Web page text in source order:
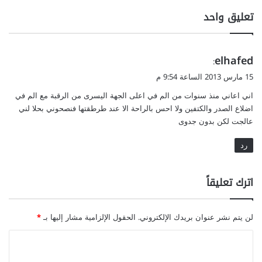
ل
ي
ا
ا
ل
غ
د
ة
ا
ر
ي
ا
ل
ه
س
ب
ع
م
ل
ي
ت
ا
ت
ج
ي
ل
تعليق واحد
ي
ق
ل
elhafed
:
15 مارس 2013 الساعة 9:54 م
اني اعاني منذ سنوات من الم في اعلى الجهة اليسرى من الرقبة مع الم في
اضلاع الصدر والكتفين ولا احس بالراحة الا عند طرطقتها فنصحوني بحلا لني
عالجت لكن بدون جدوى
رد
اترك تعليقاً
لن يتم نشر عنوان بريدك الإلكتروني. الحقول الإلزامية مشار إليها بـ*